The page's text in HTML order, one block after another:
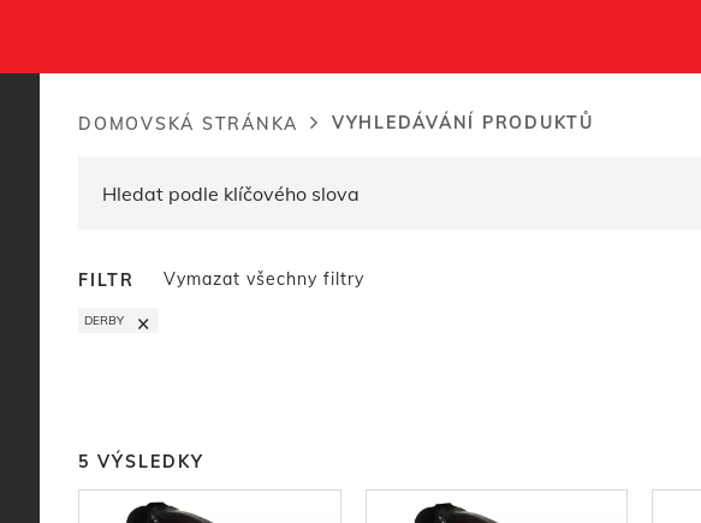
DOMOVSKÁ STRÁNKA VYHLEDÁVÁNÍ PRODUKTŮ
FILTR Vymazat všechny filtry
DERBY ×
5 VÝSLEDKY